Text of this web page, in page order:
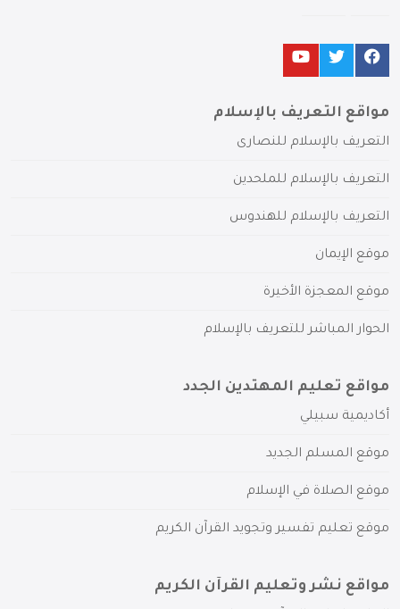
مواقع التعريف بالإسلام
التعريف بالإسلام للنصارى
التعريف بالإسلام للملحدين
التعريف بالإسلام للهندوس
موقع الإيمان
موقع المعجزة الأخيرة
الحوار المباشر للتعريف بالإسلام
مواقع تعليم المهتدين الجدد
أكاديمية سبيلي
موقع المسلم الجديد
موقع الصلاة في الإسلام
موقع تعليم تفسير وتجويد القرآن الكريم
مواقع نشر وتعليم القرآن الكريم